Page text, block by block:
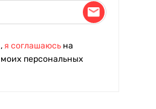
, я соглашаюсь на
моих персональных